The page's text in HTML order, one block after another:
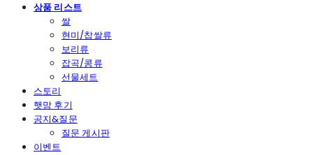
상품 리스트
쌀
현미/찹쌀류
보리류
잡곡/콩류
선물세트
스토리
햇맘 후기
공지&질문
질문 게시판
이벤트